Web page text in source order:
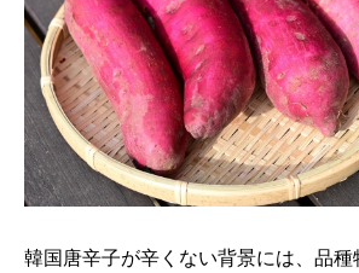
韓国唐辛子が辛くない背景には、品種